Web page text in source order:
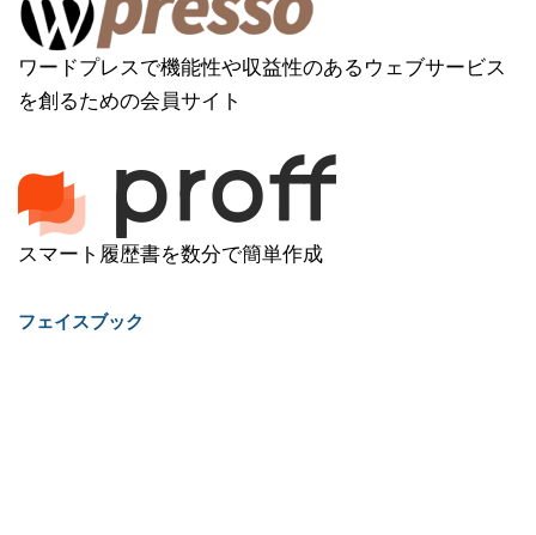
ワードプレスで機能性や収益性のあるウェブサービス
を創るための会員サイト
スマート履歴書を数分で簡単作成
フェイスブック